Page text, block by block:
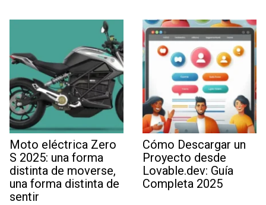
Moto eléctrica Zero
S 2025: una forma
distinta de moverse,
una forma distinta de
sentir
Cómo Descargar un
Proyecto desde
Lovable.dev: Guía
Completa 2025